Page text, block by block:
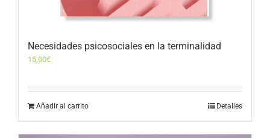
Necesidades psicosociales en la terminalidad
15,00€
Añadir al carrito Detalles